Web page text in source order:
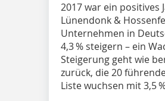
2017 war ein positives
Lünendonk &
Unternehmen in
4,3 % steigern – ein
Steigerung geht wie
zurück, die 20
Liste wuchsen mit 3,5